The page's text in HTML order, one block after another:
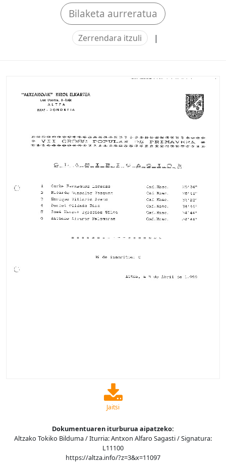
Bilaketa aurreratua
Zerrendara itzuli |
Jaitsi
Dokumentuaren iturburua aipatzeko:
Altzako Tokiko Bilduma / Iturria: Antxon Alfaro Sagasti / Signatura:
L11100
https://altza.info/?z=3&x=11097